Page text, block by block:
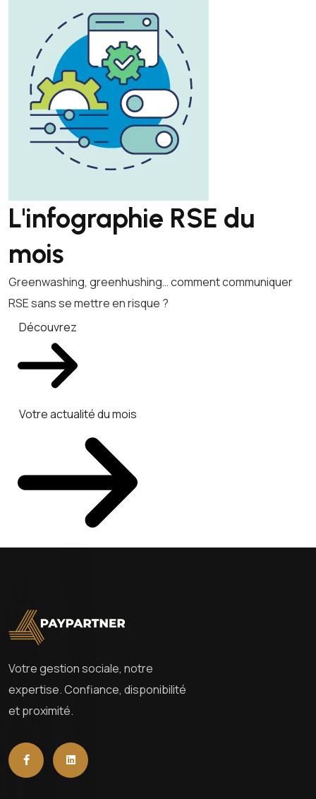
L'infographie RSE du
mois
Greenwashing, greenhushing… comment communiquer
RSE sans se mettre en risque ?
Découvrez
Votre actualité du mois
Votre gestion sociale, notre
expertise. Confiance, disponibilité
et proximité.